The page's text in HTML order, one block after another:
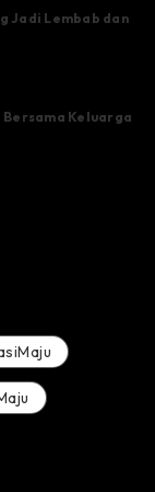
Jadi Lembab dan
Keluarga